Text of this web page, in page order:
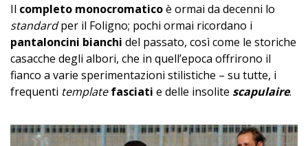
Il completo monocromaticoè ormai da decenni lo
standardper il Foligno; pochi ormai ricordano i
pantaloncini bianchi del passato, così come le storiche
casacche degli albori, che in quell’epoca offrirono il
fianco a varie sperimentazioni stilistiche – su tutte, i
frequenti template fasciati e delle insolite scapulaire.